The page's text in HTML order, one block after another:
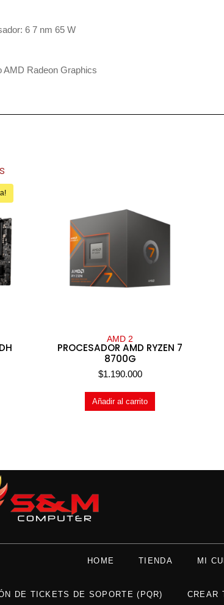
6 7 nm 65 W
AMD Radeon Graphics
AMD 2
PROCESADOR AMD RYZEN 7
8700G
$1.190.000
Añadir al carrito
HOME TIENDA MI
DE TICKETS DE SOPORTE (PQR) CREAR